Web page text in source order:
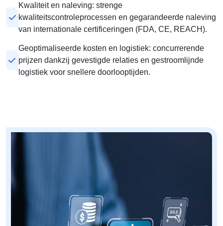
Kwaliteit en naleving: strenge
kwaliteitscontroleprocessen en gegarandeerde naleving
van internationale certificeringen (FDA, CE, REACH).
Geoptimaliseerde kosten en logistiek: concurrerende
prijzen dankzij gevestigde relaties en gestroomlijnde
logistiek voor snellere doorlooptijden.